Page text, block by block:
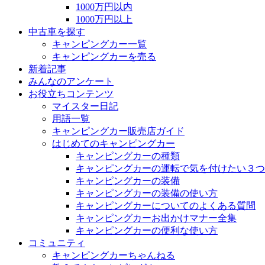
1000万円以内
1000万円以上
中古車を探す
キャンピングカー一覧
キャンピングカーを売る
新着記事
みんなのアンケート
お役立ちコンテンツ
マイスター日記
用語一覧
キャンピングカー販売店ガイド
はじめてのキャンピングカー
キャンピングカーの種類
キャンピングカーの運転で気を付けたい３
キャンピングカーの装備
キャンピングカーの装備の使い方
キャンピングカーについてのよくある質問
キャンピングカーお出かけマナー全集
キャンピングカーの便利な使い方
コミュニティ
キャンピングカーちゃんねる